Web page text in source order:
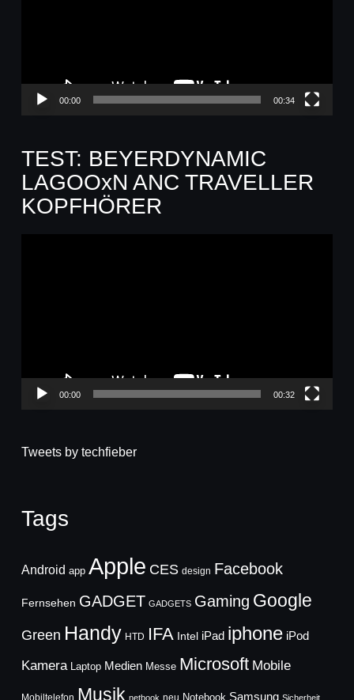
00:00 00:34
TEST: BEYERDYNAMIC
LAGOOxN ANC TRAVELLER
KOPFHÖRER
00:00 00:32
Tweets by techfieber
Tags
Android app Apple CES design Facebook
Fernsehen GADGET GADGETS Gaming Google
Green Handy HTD IFA Intel iPad iphone iPod
Kamera Laptop Medien Messe Microsoft Mobile
Mobiltelefon Musik netbook neu Notebook Samsung Sicherheit